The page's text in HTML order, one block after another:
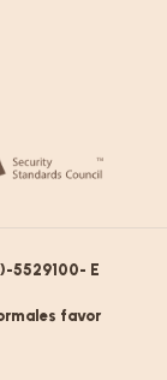
5529100- E
favor